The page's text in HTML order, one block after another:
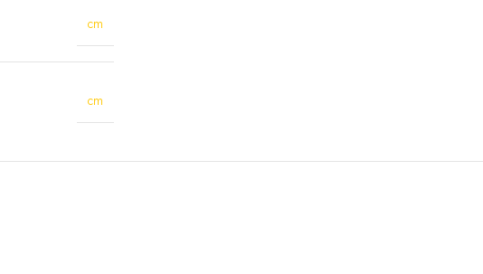
cm
cm